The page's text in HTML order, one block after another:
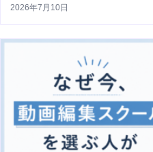
2026年7月10日